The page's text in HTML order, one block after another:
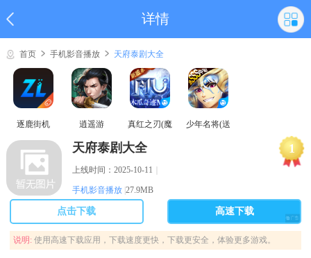
详情
首页 手机影音播放 天府泰剧大全
逐鹿街机 逍遥游
真红之刃(魔
少年名将(送
1
天府泰剧大全
上线时间：2025-10-11
手机影音播放 27.9MB
点击下载 高速下载
说明: 使用高速下载应用，下载速度更快，下载更安全，体验更多游戏。